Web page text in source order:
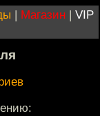
| Магазин | VIP